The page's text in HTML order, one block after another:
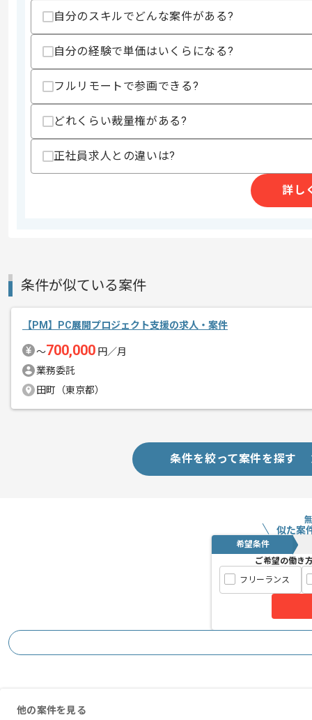
スキルに不安がある方へ
上記に似た経験やスキルをお持ちであれば申
精算・お支払い
支払いサイト
エージェントからのコ
メント
新しいアイディアや技術を積極的に導入
スキルアップされたい方、長期的に参
自分のスキルでどんな案件がある?
自分の経験で単価はいくらになる?
フルリモートで参画できる?
どれくらい裁量権がある?
正社員求人との違いは?
詳し
条件が似ている案件
【PM】PC展開プロジェクト支援の求人・案件
〜700,000 円／月
業務委託
田町（東京都）
条件を絞って案件を探す
似た案
希望条件
ご希望の働き
フリーランス
他の案件を見る